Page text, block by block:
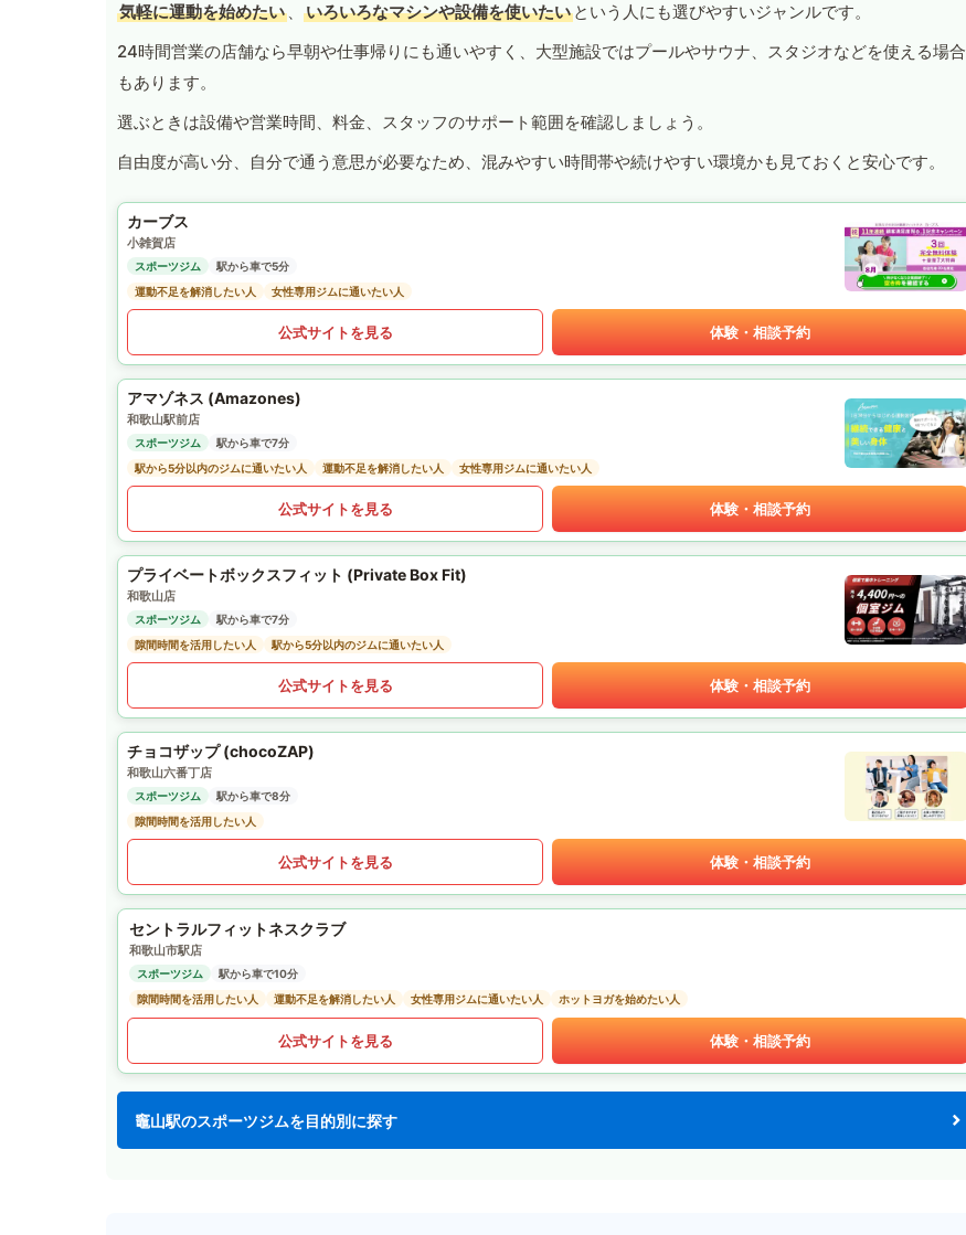
気軽に運動を始めたい 、 いろいろなマシンや設備を使いたい という人にも選びやすいジャンルです。
24時間営業の店舗なら早朝や仕事帰りにも通いやすく、大型施設ではプールやサウナ、スタジオなどを使える場合
もあります。
選ぶときは設備や営業時間、料金、スタッフのサポート範囲を確認しましょう。
自由度が高い分、自分で通う意思が必要なため、混みやすい時間帯や続けやすい環境かも見ておくと安心です。
カーブス
小雑賀店
スポーツジム
駅から車で5分
運動不足を解消したい人
女性専用ジムに通いたい人
公式サイトを見る 体験・相談予約
アマゾネス (Amazones)
和歌山駅前店
スポーツジム
駅から車で7分
駅から5分以内のジムに通いたい人
運動不足を解消したい人 女性専用ジムに通いたい人
公式サイトを見る 体験・相談予約
プライベートボックスフィット (Private Box Fit)
和歌山店
スポーツジム
駅から車で7分
隙間時間を活用したい人
駅から5分以内のジムに通いたい人
公式サイトを見る 体験・相談予約
チョコザップ (chocoZAP)
和歌山六番丁店
スポーツジム
駅から車で8分
隙間時間を活用したい人
公式サイトを見る 体験・相談予約
セントラルフィットネスクラブ
和歌山市駅店
スポーツジム
駅から車で10分
隙間時間を活用したい人
運動不足を解消したい人 女性専用ジムに通いたい人 ホットヨガを始めたい人
公式サイトを見る 体験・相談予約
竈山駅のスポーツジムを目的別に探す